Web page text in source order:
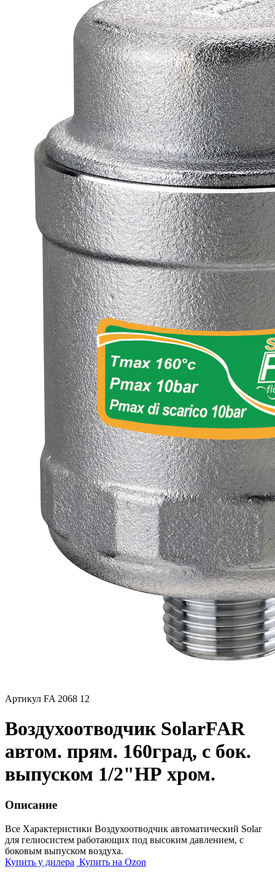
Артикул FA 2068 12
Воздухоотводчик SolarFAR
автом. прям. 160град, с бок.
выпуском 1/2"НР хром.
Описание
Все Характеристики Воздухоотводчик автоматический Solar
для гелиосистем работающих под высоким давлением, с
боковым выпуском воздуха.
Купить у дилера Купить на Ozon